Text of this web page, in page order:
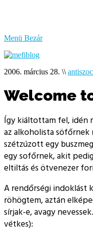
Menü Bezár
2006. március 28. \\
Welcome
Így kiáltottam fel, idén
az alkoholista söfőrnek
szétzúzott egy
egy sofőrnek, akit
eltiltás és ötvenezer
A rendőrségi indoklást
röhögtem, aztán
sírjak-e, avagy
vétkes):